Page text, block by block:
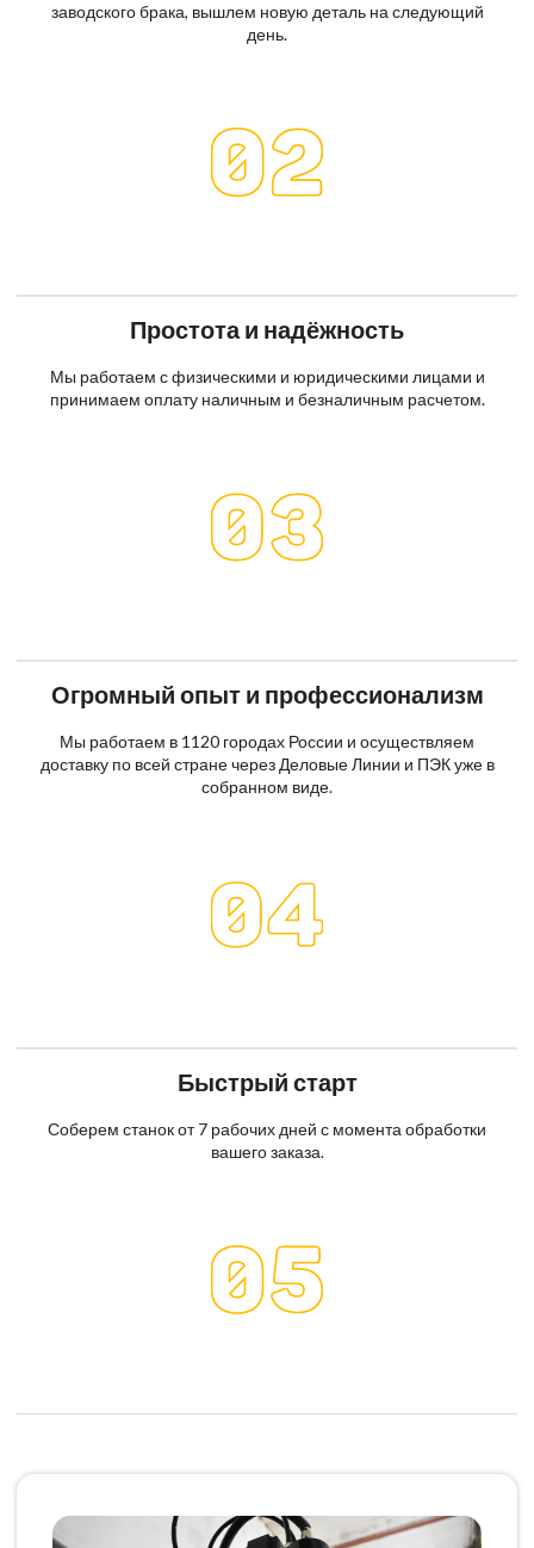
заводского брака, вышлем новую деталь на следующий
день.
Простота и надёжность
Мы работаем с физическими и юридическими лицами и
принимаем оплату наличным и безналичным расчетом.
Огромный опыт и профессионализм
Мы работаем в 1120 городах России и осуществляем
доставку по всей стране через Деловые Линии и ПЭК уже в
собранном виде.
Быстрый старт
Соберем станок от 7 рабочих дней с момента обработки
вашего заказа.